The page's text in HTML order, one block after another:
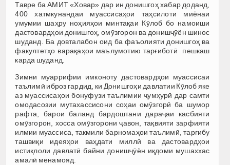
Тавре ба АМИТ «Ховар» дар ин донишгоҳ хабар доданд,
400 хатмкунандаи муассисаҳои таҳсилоти миёнаи
умумии шаҳру ноҳияҳои минтақаи Кӯлоб бо намоиши
дастовардҳои донишгоҳ, омӯзгорон ва донишҷӯён шинос
шуданд. Ба довталабон оид ба фаъолияти донишгоҳ ва
факултетҳо варақаҳои маълумотию тарғиботӣ пешкаш
карда шуданд.
Зимни муаррифии имконоту дастовардҳои муассисаи
таълимӣ иброз гардид, ки Донишгоҳи давлатии Кӯлоб яке
аз муассисаҳои бонуфузи таълимии ҷумҳурӣ дар самти
омодасозии мутахассисони соҳаи омӯзгорӣ ба шумор
рафта, барои баланд бардоштани дараҷаи касбияти
омӯзгорон, хосса омӯзгорони ҷавон, тақвияти зарфияти
илмии муассиса, такмили барномаҳои таълимӣ, тарғибу
ташвиқи идеяҳои ваҳдати миллӣ ва дастовардҳои
истиқлоли давлатӣ байни донишҷӯён иқдоми мушаххас
амалӣ менамояд.